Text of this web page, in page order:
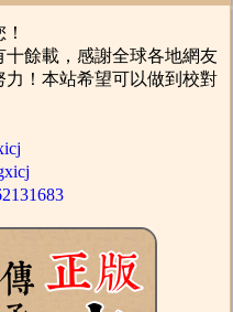
餘載，感謝全球各地網友
！本站希望可以做到校對